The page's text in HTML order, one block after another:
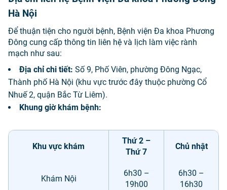
Hà Nội
Để thuận tiện cho người bệnh, Bệnh viện Đa khoa Phương
Đông cung cấp thông tin liên hệ và lịch làm việc rành
mạch như sau:
Địa chỉ chi tiết: Số 9, Phố Viên, phường Đông Ngạc,
Thành phố Hà Nội (khu vực trước đây thuộc phường Cổ
Nhuế 2, quận Bắc Từ Liêm).
Khung giờ khám bệnh:
Khu vực khám
Thứ 2 –
Thứ 7
Chủ nhật
Khám Nội
6h30 –
19h00
6h30 –
16h30